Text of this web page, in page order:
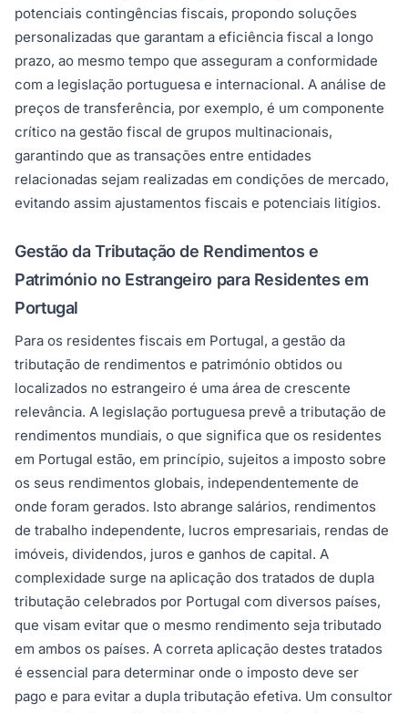
potenciais contingências fiscais, propondo soluções
personalizadas que garantam a eficiência fiscal a longo
prazo, ao mesmo tempo que asseguram a conformidade
com a legislação portuguesa e internacional. A análise de
preços de transferência, por exemplo, é um componente
crítico na gestão fiscal de grupos multinacionais,
garantindo que as transações entre entidades
relacionadas sejam realizadas em condições de mercado,
evitando assim ajustamentos fiscais e potenciais litígios.
Gestão da Tributação de Rendimentos e
Património no Estrangeiro para Residentes em
Portugal
Para os residentes fiscais em Portugal, a gestão da
tributação de rendimentos e património obtidos ou
localizados no estrangeiro é uma área de crescente
relevância. A legislação portuguesa prevê a tributação de
rendimentos mundiais, o que significa que os residentes
em Portugal estão, em princípio, sujeitos a imposto sobre
os seus rendimentos globais, independentemente de
onde foram gerados. Isto abrange salários, rendimentos
de trabalho independente, lucros empresariais, rendas de
imóveis, dividendos, juros e ganhos de capital. A
complexidade surge na aplicação dos tratados de dupla
tributação celebrados por Portugal com diversos países,
que visam evitar que o mesmo rendimento seja tributado
em ambos os países. A correta aplicação destes tratados
é essencial para determinar onde o imposto deve ser
pago e para evitar a dupla tributação efetiva. Um consultor